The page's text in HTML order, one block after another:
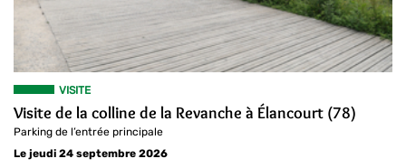
VISITE
Visite de la colline de la Revanche à Élancourt (78)
Parking de l’entrée principale
Le jeudi 24 septembre 2026